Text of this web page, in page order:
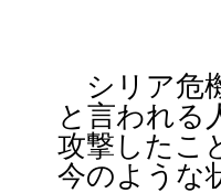
シリア危
と言われる
攻撃したこ
今のような